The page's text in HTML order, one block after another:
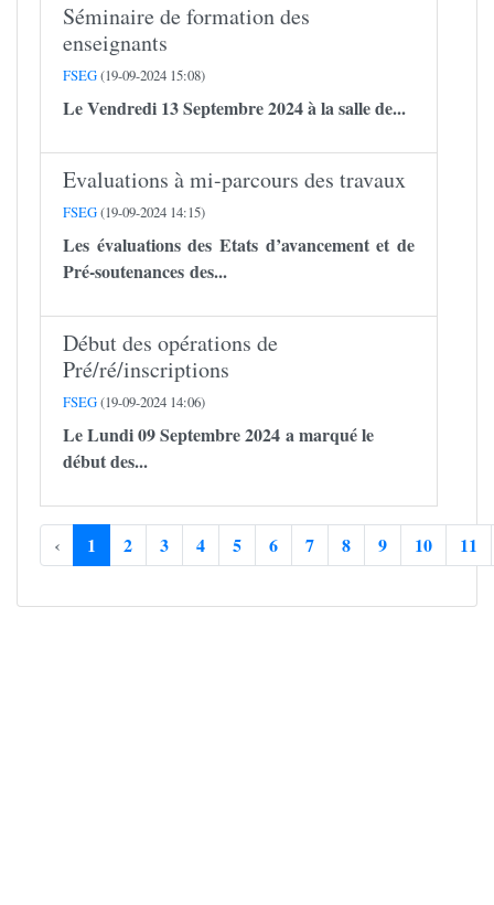
Séminaire de formation des
enseignants
FSEG(19-09-2024 15:08)
Le Vendredi 13 Septembre 2024 à la salle de...
Evaluations à mi-parcours des travaux
FSEG(19-09-2024 14:15)
Les évaluations des Etats d’avancement et de
Pré-soutenances des...
Début des opérations de
Pré/ré/inscriptions
FSEG(19-09-2024 14:06)
Le Lundi 09 Septembre 2024 a marqué le
début des...
‹ 1 2 3 4 5 6 7 8 9 10 11